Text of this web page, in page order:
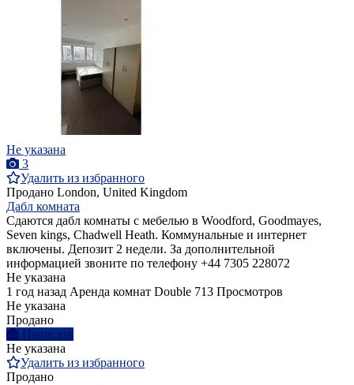
Не указана
3
Удалить из избранного
Продано London, United Kingdom
Дабл комната
Сдаются дабл комнаты с мебелью в Woodford, Goodmayes,
Seven kings, Chadwell Heath. Коммунальные и интернет
включены. Депозит 2 недели. За дополнительной
информацией звоните по телефону +44 7305 228072
Не указана
1 год назад Аренда комнат Double 713 Просмотров
Не указана
Продано
Написать
Не указана
Удалить из избранного
Продано